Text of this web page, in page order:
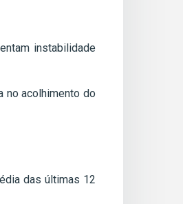
instabilidade
no acolhimento do
das últimas 12